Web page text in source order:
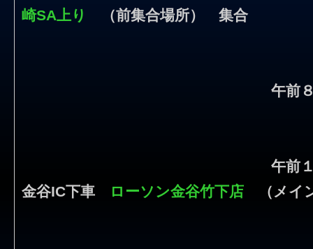
崎SA上り
（前集合場所） 集合
午前
午前
金谷IC下車
ローソン金谷竹下店 （メイ